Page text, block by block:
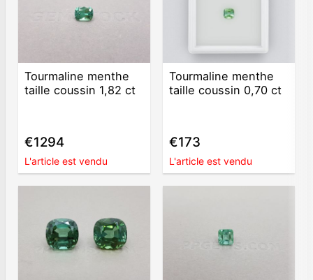
Tourmaline menthe
taille coussin 1,82 ct
€1294
L'article est vendu
Tourmaline menthe
taille coussin 0,70 ct
€173
L'article est vendu